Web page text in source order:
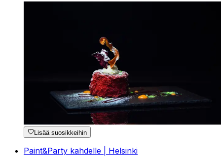
Lisää suosikkeihin
Paint&Party kahdelle | Helsinki